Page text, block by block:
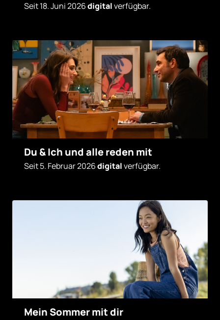
Seit 18. Juni 2026digitalverfügbar.
Du & Ich und alle reden mit
Seit 5. Februar 2026digitalverfügbar.
Mein Sommer mit dir